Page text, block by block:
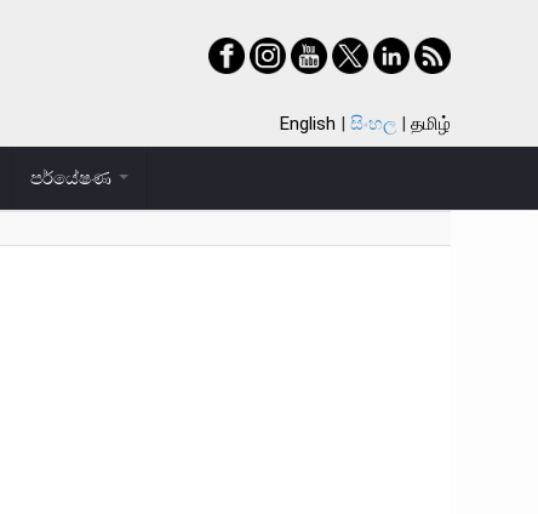
English සිංහල தமிழ்
පර්යේෂණ